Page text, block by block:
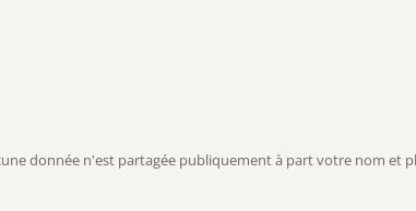
donnée n'est partagée publiquement à part votre nom et